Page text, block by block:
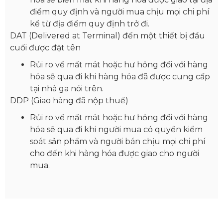
điểm quy định và người mua chịu mọi chi phí
kể từ địa điểm quy định trở đi.
DAT (Delivered at Terminal) đến một thiết bị đầu
cuối được đặt tên
Rủi ro về mất mát hoặc hư hỏng đối với hàng
hóa sẽ qua đi khi hàng hóa đã được cung cấp
tại nhà ga nói trên.
DDP (Giao hàng đã nộp thuế)
Rủi ro về mất mát hoặc hư hỏng đối với hàng
hóa sẽ qua đi khi người mua có quyền kiểm
soát sản phẩm và người bán chịu mọi chi phí
cho đến khi hàng hóa được giao cho người
mua.